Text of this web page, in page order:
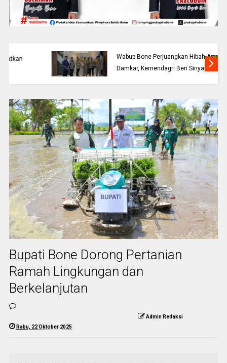
Wabup Bone Perjuangkan Hibah Armada
Damkar, Kemendagri Beri Sinyal Positif
Bupati Bone Dorong Pertanian
Ramah Lingkungan dan
Berkelanjutan
Admin Redaksi
Rabu, 22 Oktober 2025